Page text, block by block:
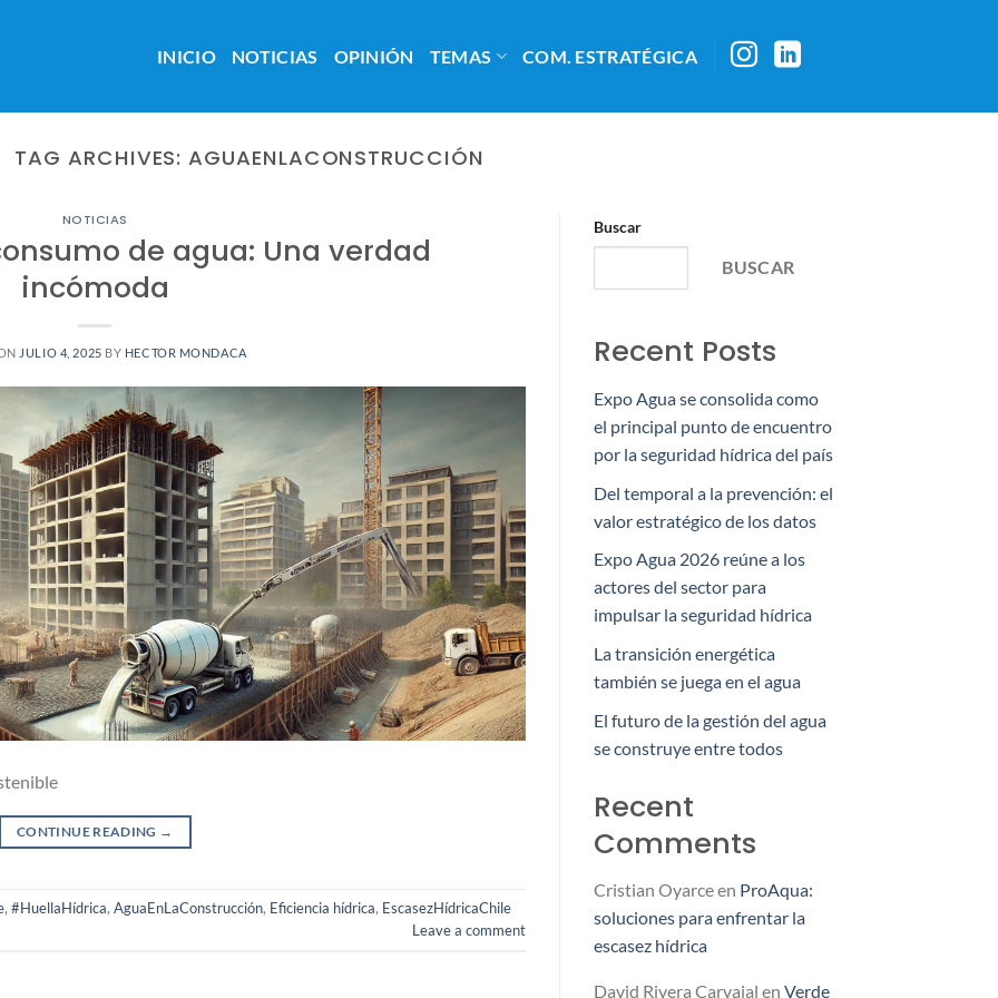
INICIO NOTICIAS OPINIÓN TEMAS COM. ESTRATÉGICA
TAG ARCHIVES:AGUAENLACONSTRUCCIÓN
NOTICIAS
de agua: Una verdad
incómoda
JULIO 4, 2025 BY HECTOR MONDACA
CONTINUE READING →
, #HuellaHídrica, AguaEnLaConstrucción, Eficiencia hídrica, EscasezHídricaChile
Leave a comment
Buscar
BUSCAR
Recent Posts
Expo Agua se consolida como
el principal punto de encuentro
por la seguridad hídrica del país
Del temporal a la prevención: el
valor estratégico de los datos
Expo Agua 2026 reúne a los
actores del sector para
impulsar la seguridad hídrica
La transición energética
también se juega en el agua
El futuro de la gestión del agua
se construye entre todos
Recent
Comments
Cristian Oyarceen ProAqua:
soluciones para enfrentar la
escasez hídrica
David Rivera Carvajal en Verde